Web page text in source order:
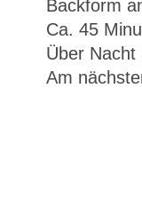
Backform
Ca. 45
Über Nacht
Am